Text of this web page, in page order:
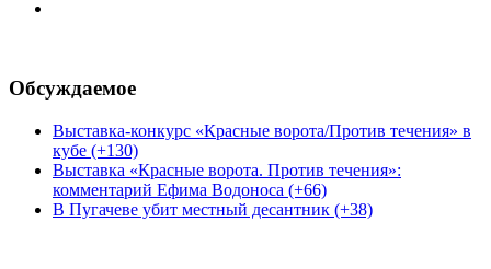
Обсуждаемое
Выставка-конкурс «Красные ворота/Против течения» в
кубе (+130)
Выставка «Красные ворота. Против течения»:
комментарий Ефима Водоноса (+66)
В Пугачеве убит местный десантник (+38)